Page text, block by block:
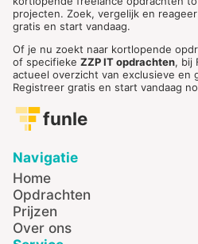
projecten. Zoek, vergelijk en
gratis en start vandaag.
Of je nu zoekt naar kortlopende
of specifieke ZZP IT opdrachten, bij
actueel overzicht van exclusieve en
Registreer gratis en start vandaag
funle
Navigatie
Home
Opdrachten
Prijzen
Over ons